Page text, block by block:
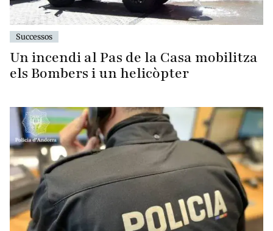
Successos
Un incendi al Pas de la Casa mobilitza
els Bombers i un helicòpter